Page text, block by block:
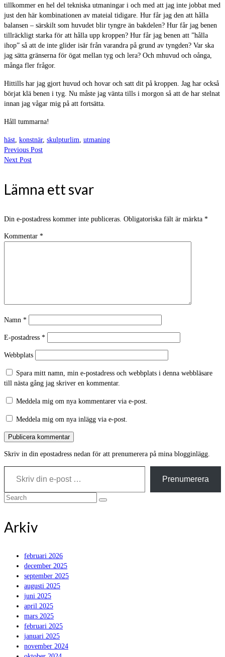
tillkommer en hel del tekniska utmaningar i och med att jag inte jobbat med
just den här kombinationen av mateial tidigare. Hur får jag den att hålla
balansen – särskilt som huvudet blir tyngre än bakdelen? Hur får jag benen
tillräckligt starka för att hålla upp kroppen? Hur får jag benen att ”hålla
ihop” så att de inte glider isär från varandra på grund av tyngden? Var ska
jag sätta gränserna för ögat mellan tyg och lera? Och mhuvud och oånga,
många fler frågor.
Hittills har jag gjort huvud och hovar och satt dit på kroppen. Jag har också
börjat klä benen i tyg. Nu måste jag vänta tills i morgon så att de har stelnat
innan jag vågar mig på att fortsätta.
Håll tummarna!
häst, konstnär, skulpturlim, utmaning
Previous Post
Next Post
Lämna ett svar
Din e-postadress kommer inte publiceras. Obligatoriska fält är märkta *
Kommentar *
Namn *
E-postadress *
Webbplats
Spara mitt namn, min e-postadress och webbplats i denna webbläsare
till nästa gång jag skriver en kommentar.
Meddela mig om nya kommentarer via e-post.
Meddela mig om nya inlägg via e-post.
Skriv in din epostadress nedan för att prenumerera på mina blogginlägg.
Skriv din e-post …
Prenumerera
Search
Arkiv
februari 2026
december 2025
september 2025
augusti 2025
juni 2025
april 2025
mars 2025
februari 2025
januari 2025
november 2024